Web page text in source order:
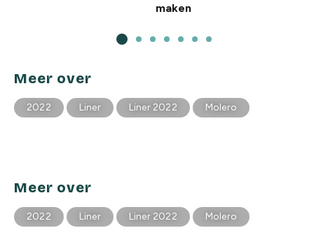
maken
Meer over
2022 Liner Liner 2022 Molero
Meer over
2022 Liner Liner 2022 Molero